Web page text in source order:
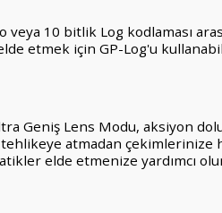
10 bitlik Log kodlaması
etmek için GP-Log'u
Geniş Lens Modu, aksiyon
tehlikeye atmadan çekimlerinize
elde etmenize yardımcı